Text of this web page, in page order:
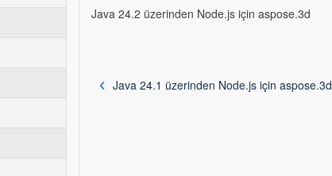
Java 24.2 üzerinden Node.js için aspose.3d
Java 24.1 üzerinden Node.js için aspose.3d